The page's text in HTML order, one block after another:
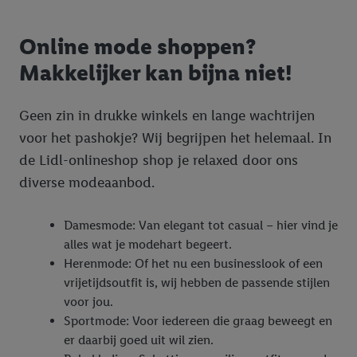
Online mode shoppen?
Makkelijker kan bijna niet!
Geen zin in drukke winkels en lange wachtrijen
voor het pashokje? Wij begrijpen het helemaal. In
de Lidl-onlineshop shop je relaxed door ons
diverse modeaanbod.
Damesmode: Van elegant tot casual – hier vind je
alles wat je modehart begeert.
Herenmode: Of het nu een businesslook of een
vrijetijdsoutfit is, wij hebben de passende stijlen
voor jou.
Sportmode: Voor iedereen die graag beweegt en
er daarbij goed uit wil zien.
en Lidl-diensten, met behulp van jouw gehashte e-mailadres en
met eventuele andere identifiers of met identifiers waarover
Criteo S.A. beschikt, aan jou kunnen worden toegewezen.
vergelijkbare technieken en met welke verwerkingsdoeleinden
je instemt. Verder kan je er meer informatie vinden over de
gegevensverwerking.
Door te klikken op "Weigeren", kies je voor de optie dat er enkel
technisch noodzakelijke cookies en vergelijkbare technieken
Door op "Akkoord" te klikken, stem je in met alle verwerkingen
voor alle bovengenoemde doeleinden. Meer informatie,
inclusief over de opslagperiode van de gegevens en je recht om
jouw toestemming op elk gewenst moment in te trekken, vind je
privacyverklaring
website hier.Klikhiervoor meer informatie over de cookies die
wij inzetten.